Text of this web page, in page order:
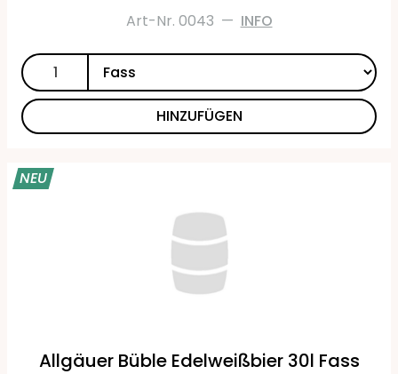
Art-Nr. 0043 — INFO
HINZUFÜGEN
NEU
Allgäuer Büble Edelweißbier 30l Fass